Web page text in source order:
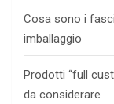
Cosa sono i
imballaggio
Prodotti “full
da considerare